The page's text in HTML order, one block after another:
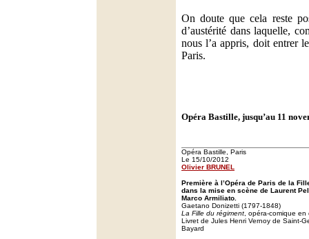
On doute que cela reste
d’austérité dans laquelle,
nous l’a appris, doit entrer
Paris.
Opéra Bastille, jusqu’au 11
Opéra Bastille, Paris
Le 15/10/2012
Olivier BRUNEL
Première à l’Opéra de Paris de la
dans la mise en scène de Laurent
Marco Armiliato.
Gaetano Donizetti (1797-1848)
La Fille du régiment , opéra-comique
Livret de Jules Henri Vernoy de Saint-
Bayard